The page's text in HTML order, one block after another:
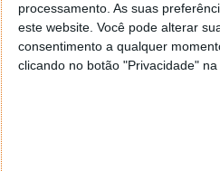
processamento. As suas
este website. Você pode alterar
consentimento a qualquer
clicando no botão "Privacidade"